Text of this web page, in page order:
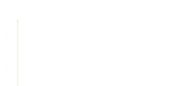
вазы.
гарнитура ваз, кстати, можно
Сан-Суси в Потсдаме.